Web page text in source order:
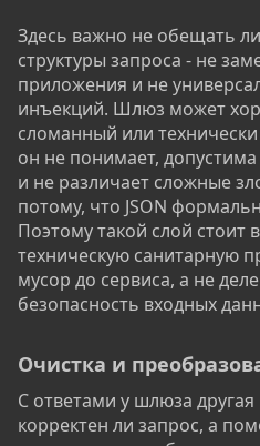
Здесь важно не обещать
структуры запроса - не
приложения и не
инъекций. Шлюз может
сломанный или
он не понимает,
и не различает сложные
потому, что JSON
Поэтому такой слой стоит
техническую санитарную
мусор до сервиса, а не
безопасность входных
Очистка и
С ответами у шлюза
корректен ли запрос, а